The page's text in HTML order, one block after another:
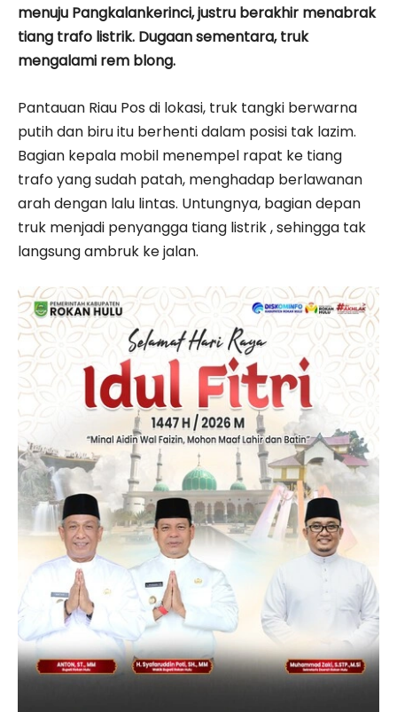
menuju Pangkalankerinci, justru berakhir menabrak
tiang trafo listrik. Dugaan sementara, truk
mengalami rem blong.
Pantauan Riau Pos di lokasi, truk tangki berwarna
putih dan biru itu berhenti dalam posisi tak lazim.
Bagian kepala mobil menempel rapat ke tiang
trafo yang sudah patah, menghadap berlawanan
arah dengan lalu lintas. Untungnya, bagian depan
truk menjadi penyangga tiang listrik , sehingga tak
langsung ambruk ke jalan.